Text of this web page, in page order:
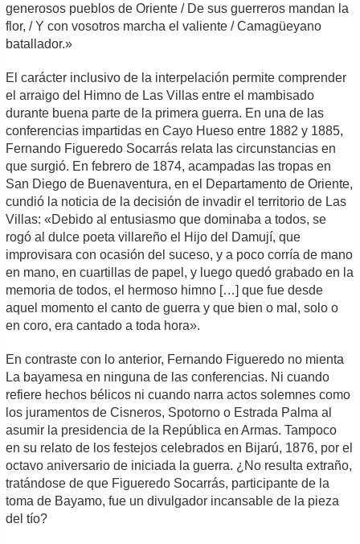
generosos pueblos de Oriente / De sus guerreros mandan la
flor, / Y con vosotros marcha el valiente / Camagüeyano
batallador.»
El carácter inclusivo de la interpelación permite comprender
el arraigo del Himno de Las Villas entre el mambisado
durante buena parte de la primera guerra. En una de las
conferencias impartidas en Cayo Hueso entre 1882 y 1885,
Fernando Figueredo Socarrás relata las circunstancias en
que surgió. En febrero de 1874, acampadas las tropas en
San Diego de Buenaventura, en el Departamento de Oriente,
cundió la noticia de la decisión de invadir el territorio de Las
Villas: «Debido al entusiasmo que dominaba a todos, se
rogó al dulce poeta villareño el Hijo del Damují, que
improvisara con ocasión del suceso, y a poco corría de mano
en mano, en cuartillas de papel, y luego quedó grabado en la
memoria de todos, el hermoso himno […] que fue desde
aquel momento el canto de guerra y que bien o mal, solo o
en coro, era cantado a toda hora».
En contraste con lo anterior, Fernando Figueredo no mienta
La bayamesa en ninguna de las conferencias. Ni cuando
refiere hechos bélicos ni cuando narra actos solemnes como
los juramentos de Cisneros, Spotorno o Estrada Palma al
asumir la presidencia de la República en Armas. Tampoco
en su relato de los festejos celebrados en Bijarú, 1876, por el
octavo aniversario de iniciada la guerra. ¿No resulta extraño,
tratándose de que Figueredo Socarrás, participante de la
toma de Bayamo, fue un divulgador incansable de la pieza
del tío?